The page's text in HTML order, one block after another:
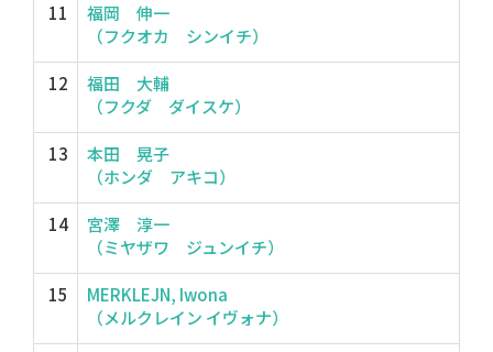
11
福岡 伸一
（フクオカ シンイチ）
12
福田 大輔
（フクダ ダイスケ）
13
本田 晃子
（ホンダ アキコ）
14
宮澤 淳一
（ミヤザワ ジュンイチ）
15
MERKLEJN, Iwona
（メルクレイン イヴォナ）